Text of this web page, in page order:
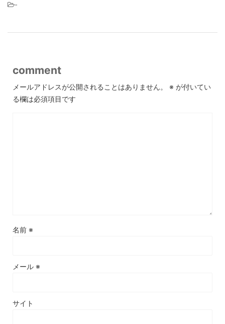
-
comment
メールアドレスが公開されることはありません。 ※ が付いてい
る欄は必須項目です
名前 ※
メール ※
サイト